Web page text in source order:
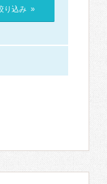
り込み »